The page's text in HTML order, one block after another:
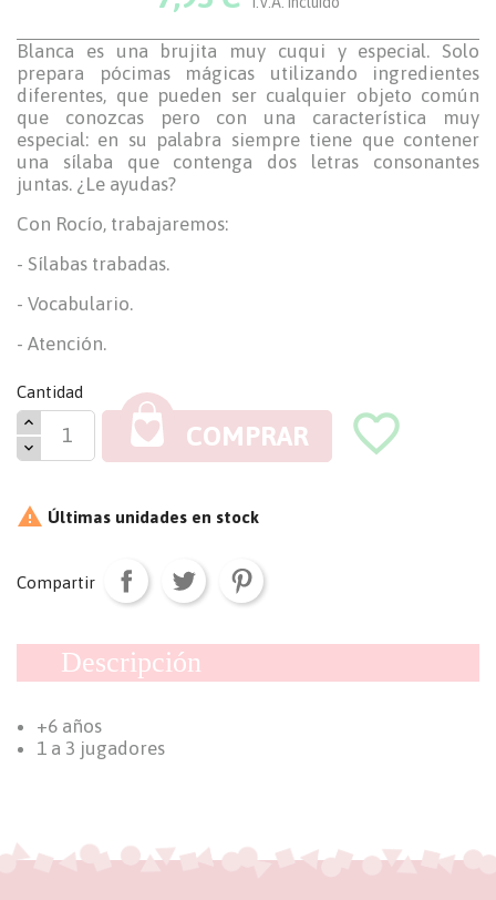
Blanca es una brujita muy cuqui y especial. Solo
prepara pócimas mágicas utilizando ingredientes
diferentes, que pueden ser cualquier objeto común
que conozcas pero con una característica muy
especial: en su palabra siempre tiene que contener
una sílaba que contenga dos letras consonantes
juntas. ¿Le ayudas?
Con Rocío, trabajaremos:
- Sílabas trabadas.
- Vocabulario.
- Atención.
Cantidad
COMPRAR favorite_border
 Últimas unidades en stock
Compartir
Descripción
+6 años
1 a 3 jugadores